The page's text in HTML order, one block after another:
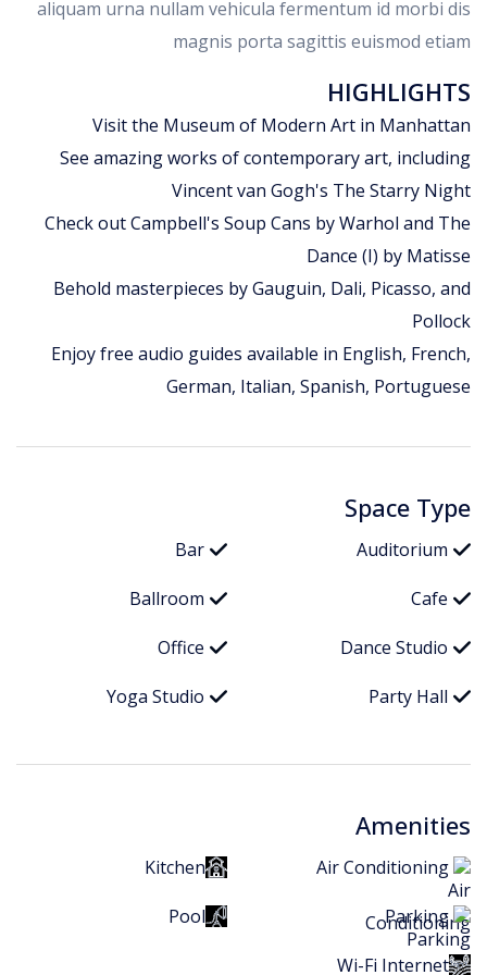
aliquam urna nullam vehicula fermentum id morbi dis
magnis porta sagittis euismod etiam
HIGHLIGHTS
Visit the Museum of Modern Art in Manhattan
See amazing works of contemporary art, including
Vincent van Gogh's The Starry Night
Check out Campbell's Soup Cans by Warhol and The
Dance (I) by Matisse
Behold masterpieces by Gauguin, Dali, Picasso, and
Pollock
Enjoy free audio guides available in English, French,
German, Italian, Spanish, Portuguese
Space Type
Auditorium
Bar
Cafe
Ballroom
Dance Studio
Office
Party Hall
Yoga Studio
Amenities
Air Conditioning
Kitchen
Parking
Pool
Wi-Fi Internet